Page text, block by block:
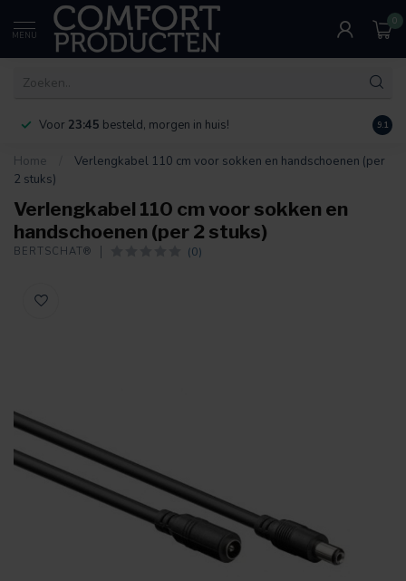
MENU
0
Voor 23:45 besteld, morgen in huis! 9.1
Home
Verlengkabel 110 cm voor sokken en handschoenen (per
2 stuks)
Verlengkabel 110 cm voor sokken en
handschoenen (per 2 stuks)
BERTSCHAT® (0)